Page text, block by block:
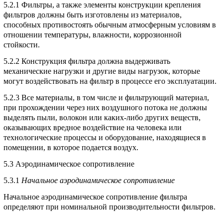
5.2.1 Фильтры, а также элементы конструкции крепления
фильтров должны быть изготовлены из материалов,
способных противостоять обычным атмосферным условиям в
отношении температуры, влажности, коррозионной
стойкости.
5.2.2 Конструкция фильтра должна выдерживать
механические нагрузки и другие виды нагрузок, которые
могут воздействовать на фильтр в процессе его эксплуатации.
5.2.3 Все материалы, в том числе и фильтрующий материал,
при прохождении через них воздушного потока не должны
выделять пыли, волокон или каких-либо других веществ,
оказывающих вредное воздействие на человека или
технологические процессы и оборудование, находящиеся в
помещении, в которое подается воздух.
5.3 Аэродинамическое сопротивление
5.3.1 Начальное аэродинамическое сопротивление
Начальное аэродинамическое сопротивление фильтра
определяют при номинальной производительности фильтров.